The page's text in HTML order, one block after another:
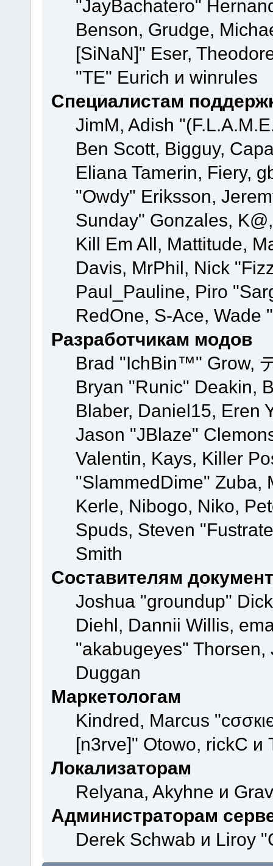
"JayBachatero"
Benson, Grudge,
[SiNaN]" Eser,
"TE" Eurich и winrules
Специалистам
JimM, Adish
Ben Scott, Bigguy,
Eliana Tamerin, Fiery,
"Owdy" Eriksson,
Sunday" Gonzales,
Kill Em All, Mattitude,
Davis, MrPhil, Nick
Paul_Pauline, Piro
RedOne, S-Ace,
Разработчикам модов
Brad "IchBin™" Grow,
Bryan "Runic" Deakin,
Blaber, Daniel15, Eren
Jason "JBlaze"
Valentin, Kays, Killer
"SlammedDime" Zuba,
Kerle, Nibogo, Niko,
Spuds, Steven
Smith
Составителям
Joshua "groundup"
Diehl, Dannii Willis,
"akabugeyes"
Duggan
Маркетологам
Kindred, Marcus
[n3rve]" Otowo, rickC и
Локализаторам
Relyana, Akyhne и
Администраторам
Derek Schwab и Liroy